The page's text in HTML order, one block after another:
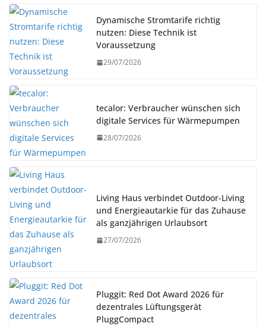
Dynamische Stromtarife richtig
nutzen: Diese Technik ist
Voraussetzung
29/07/2026
tecalor: Verbraucher wünschen sich
digitale Services für Wärmepumpen
28/07/2026
Living Haus verbindet Outdoor-Living
und Energieautarkie für das Zuhause
als ganzjährigen Urlaubsort
27/07/2026
Pluggit: Red Dot Award 2026 für
dezentrales Lüftungsgerät
PluggCompact